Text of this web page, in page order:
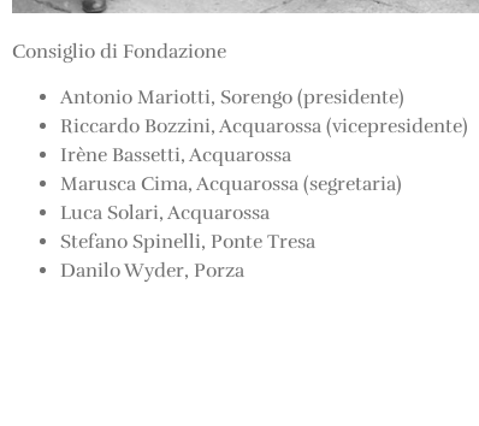
Consiglio di Fondazione
Antonio Mariotti, Sorengo (presidente)
Riccardo Bozzini, Acquarossa (vicepresidente)
Irène Bassetti, Acquarossa
Marusca Cima, Acquarossa (segretaria)
Luca Solari, Acquarossa
Stefano Spinelli, Ponte Tresa
Danilo Wyder, Porza